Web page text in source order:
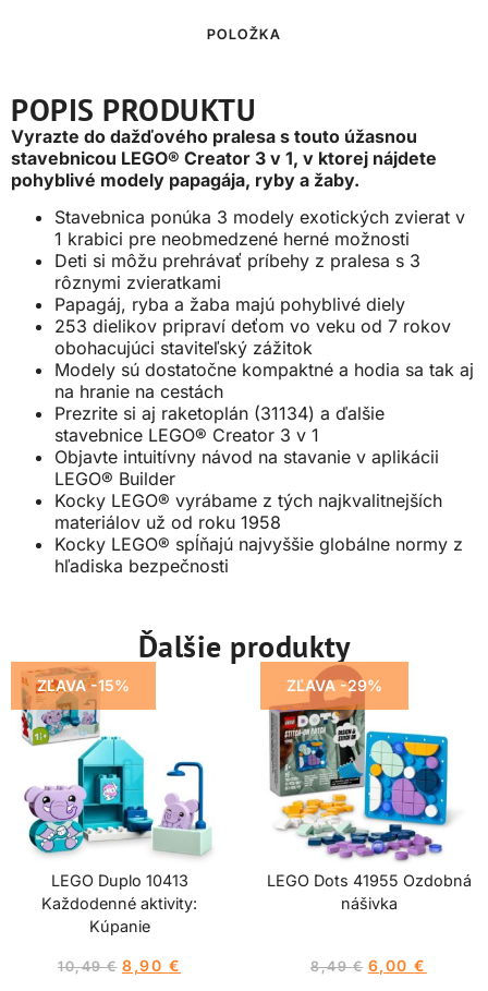
POLOŽKA
POPIS PRODUKTU
Vyrazte do dažďového pralesa s touto úžasnou
stavebnicou LEGO® Creator 3 v 1, v ktorej nájdete
pohyblivé modely papagája, ryby a žaby.
Stavebnica ponúka 3 modely exotických zvierat v
1 krabici pre neobmedzené herné možnosti
Deti si môžu prehrávať príbehy z pralesa s 3
rôznymi zvieratkami
Papagáj, ryba a žaba majú pohyblivé diely
253 dielikov pripraví deťom vo veku od 7 rokov
obohacujúci staviteľský zážitok
Modely sú dostatočne kompaktné a hodia sa tak aj
na hranie na cestách
Prezrite si aj raketoplán (31134) a ďalšie
stavebnice LEGO® Creator 3 v 1
Objavte intuitívny návod na stavanie v aplikácii
LEGO® Builder
Kocky LEGO® vyrábame z tých najkvalitnejších
materiálov už od roku 1958
Kocky LEGO® spĺňajú najvyššie globálne normy z
hľadiska bezpečnosti
Ďalšie produkty
ZĽAVA -15%
LEGO Duplo 10413
Každodenné aktivity:
Kúpanie
10,49€ 8,90 €
ZĽAVA -29%
LEGO Dots 41955 Ozdobná
nášivka
8,49€ 6,00€